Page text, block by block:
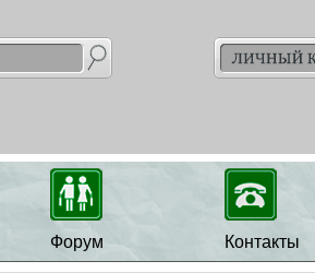
Форум Контакты